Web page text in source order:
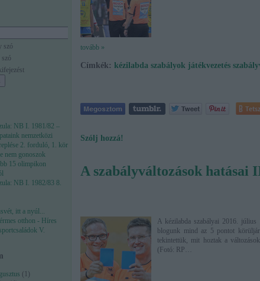
szó
szó
NB I. 1981/82 –
nemzetközi
2. forduló, 1. kör
nem gonoszok
15 olimpikon
NB I. 1982/83 8.
itt a nyúl...
otthon - Híres
V.
( )
tovább »
Címkék: kézilabda szabályok játékvezetés
Szólj hozzá!
A szabályváltozások hatásai
A kézilabda szabályai 2016. július
blogunk mind az 5 pontot
tekintettük, mit hoztak a
(Fotó: RP…